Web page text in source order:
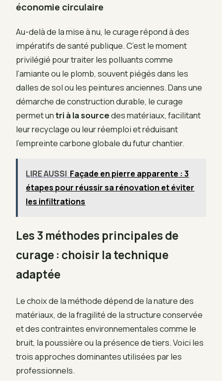
économie circulaire
Au-delà de la mise à nu, le curage répond à des
impératifs de santé publique. C’est le moment
privilégié pour traiter les polluants comme
l’amiante ou le plomb, souvent piégés dans les
dalles de sol ou les peintures anciennes. Dans une
démarche de construction durable, le curage
permet untri à la sourcedes matériaux, facilitant
leur recyclage ou leur réemploi et réduisant
l’empreinte carbone globale du futur chantier.
LIRE AUSSI Façade en pierre apparente : 3
étapes pour réussir sa rénovation et éviter
les infiltrations
Les 3 méthodes principales de
curage : choisir la technique
adaptée
Le choix de la méthode dépend de la nature des
matériaux, de la fragilité de la structure conservée
et des contraintes environnementales comme le
bruit, la poussière ou la présence de tiers. Voici les
trois approches dominantes utilisées par les
professionnels.